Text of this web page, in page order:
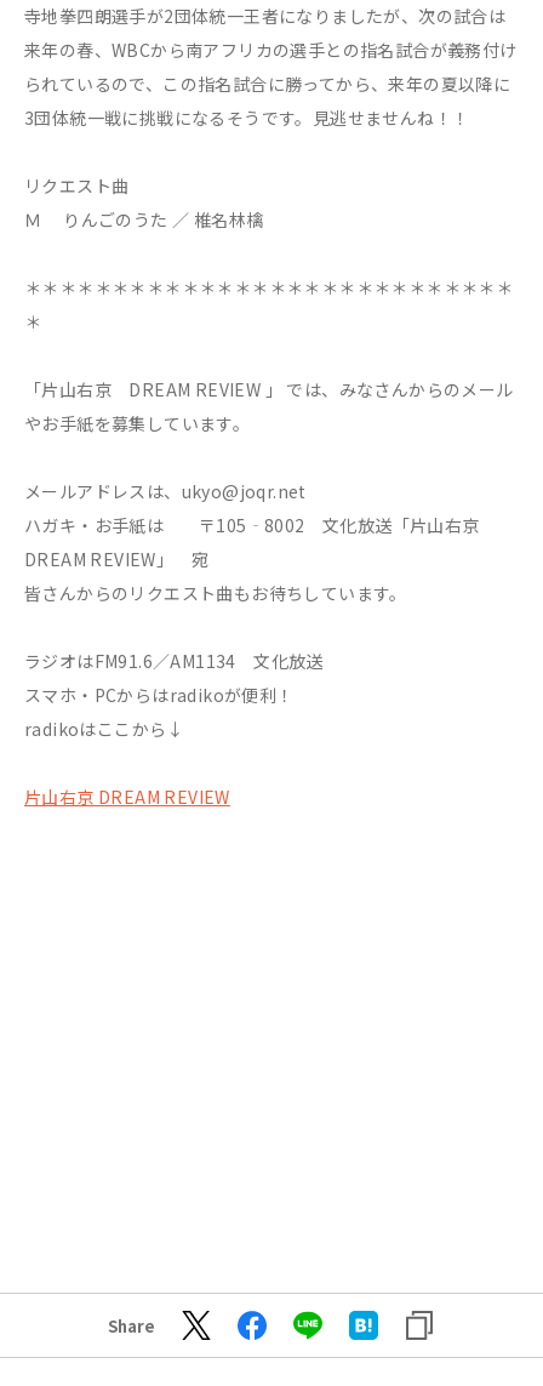
寺地拳四朗選手が2団体統一王者になりましたが、次の試合は
来年の春、WBCから南アフリカの選手との指名試合が義務付け
られているので、この指名試合に勝ってから、来年の夏以降に
3団体統一戦に挑戦になるそうです。見逃せませんね！！
リクエスト曲
Ｍ りんごのうた ／ 椎名林檎
＊＊＊＊＊＊＊＊＊＊＊＊＊＊＊＊＊＊＊＊＊＊＊＊＊＊＊＊
＊
「片山右京 DREAM REVIEW 」 では、みなさんからのメール
やお手紙を募集しています。
メールアドレスは、ukyo@joqr.net
ハガキ・お手紙は 〒105‐8002 文化放送「片山右京
DREAM REVIEW」 宛
皆さんからのリクエスト曲もお待ちしています。
ラジオはFM91.6／AM1134 文化放送
スマホ・PCからはradikoが便利！
radikoはここから↓
片山右京 DREAM REVIEW
Share